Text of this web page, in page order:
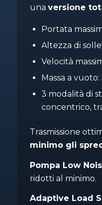
una versione
Portata
Altezza di
Velocità
Massa a
3 modalità di
concentrico,
Trasmissione
minimo gli
Pompa Low
ridotti al minimo.
Adaptive Load